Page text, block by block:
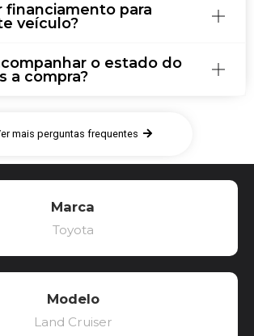
financiamento para
veículo?
o estado do
a compra?
mais perguntas frequentes
Marca
Toyota
Modelo
Land Cruiser